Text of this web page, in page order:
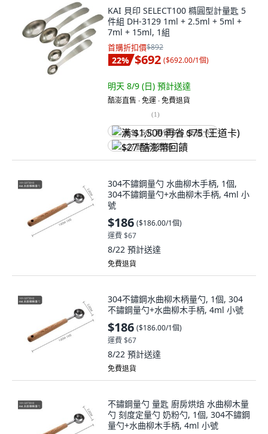
KAI 貝印 SELECT100 橢圓型計量匙 5
件組 DH-3129 1ml + 2.5ml + 5ml +
7ml + 15ml, 1組
首購折扣價$892
22% $692 ($692.00/1個)
明天 8/9 (日) 預計送達
酷澎直售 ∙ 免運 ∙ 免費退貨
(1)
满 $1,500 再省 $75 (王道卡)
$27 酷澎幣回饋
304不鏽鋼量勺 水曲柳木手柄, 1個,
304不鏽鋼量勺+水曲柳木手柄, 4ml 小
號
$186 ($186.00/1個)
運費 $67
8/22 預計送達
免費退貨
304不鏽鋼水曲柳木柄量勺, 1個, 304
不鏽鋼量勺+水曲柳木手柄, 4ml 小號
$186 ($186.00/1個)
運費 $67
8/22 預計送達
免費退貨
不鏽鋼量勺 量匙 廚房烘焙 水曲柳木量
勺 刻度定量勺 奶粉勺, 1個, 304不鏽鋼
量勺+水曲柳木手柄, 4ml 小號